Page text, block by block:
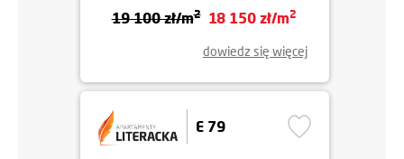
19 100 zł/m2 18 150 zł/m2
dowiedz się więcej
E 79